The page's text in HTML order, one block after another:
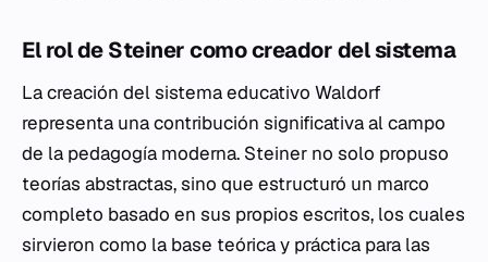
El rol de Steiner como creador del sistema
La creación del sistema educativo Waldorf
representa una contribución significativa al campo
de la pedagogía moderna. Steiner no solo propuso
teorías abstractas, sino que estructuró un marco
completo basado en sus propios escritos, los cuales
sirvieron como la base teórica y práctica para las